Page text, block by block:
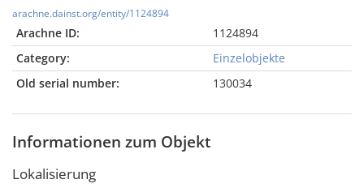
arachne.dainst.org/entity/1124894
Arachne ID:
1124894
Category:
Einzelobjekte
Old serial number:
130034
Informationen zum Objekt
Lokalisierung